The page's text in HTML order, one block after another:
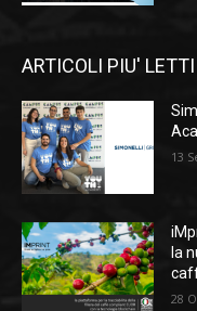
ARTICOLI PIU' LETTI
13
la
28